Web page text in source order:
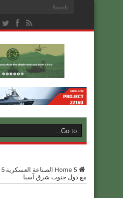
Home 5 الصناعة العسكرية
مع دول جنوب شرق آسيا